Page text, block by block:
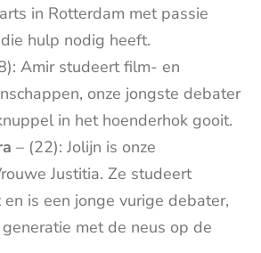
in Rotterdam met passie
hulp nodig heeft.
Amir studeert film- en
onze jongste debater
in het hoenderhok gooit.
– (22): Jolijn is onze
Justitia. Ze studeert
is een jonge vurige debater,
met de neus op de